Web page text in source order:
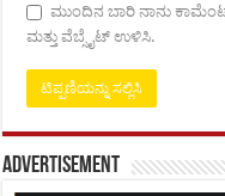
ಮುಂದಿನ ಬಾರಿ ನಾನು
ಮತ್ತು ವೆಬ್ಸೈಟ್ ಉಳಿಸಿ.
Advertisement